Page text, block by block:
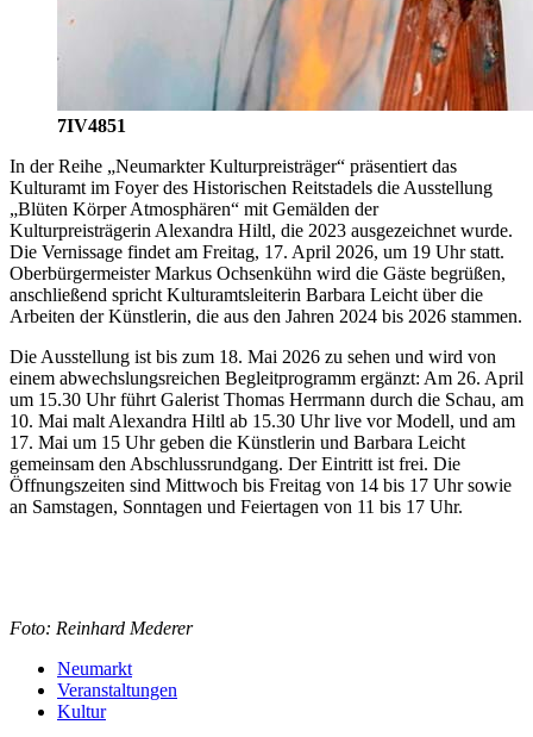
7IV4851
In der Reihe „Neumarkter Kulturpreisträger“ präsentiert das
Kulturamt im Foyer des Historischen Reitstadels die Ausstellung
„Blüten Körper Atmosphären“ mit Gemälden der
Kulturpreisträgerin Alexandra Hiltl, die 2023 ausgezeichnet wurde.
Die Vernissage findet am Freitag, 17. April 2026, um 19 Uhr statt.
Oberbürgermeister Markus Ochsenkühn wird die Gäste begrüßen,
anschließend spricht Kulturamtsleiterin Barbara Leicht über die
Arbeiten der Künstlerin, die aus den Jahren 2024 bis 2026 stammen.
Die Ausstellung ist bis zum 18. Mai 2026 zu sehen und wird von
einem abwechslungsreichen Begleitprogramm ergänzt: Am 26. April
um 15.30 Uhr führt Galerist Thomas Herrmann durch die Schau, am
10. Mai malt Alexandra Hiltl ab 15.30 Uhr live vor Modell, und am
17. Mai um 15 Uhr geben die Künstlerin und Barbara Leicht
gemeinsam den Abschlussrundgang. Der Eintritt ist frei. Die
Öffnungszeiten sind Mittwoch bis Freitag von 14 bis 17 Uhr sowie
an Samstagen, Sonntagen und Feiertagen von 11 bis 17 Uhr.
Foto: Reinhard Mederer
Neumarkt
Veranstaltungen
Kultur